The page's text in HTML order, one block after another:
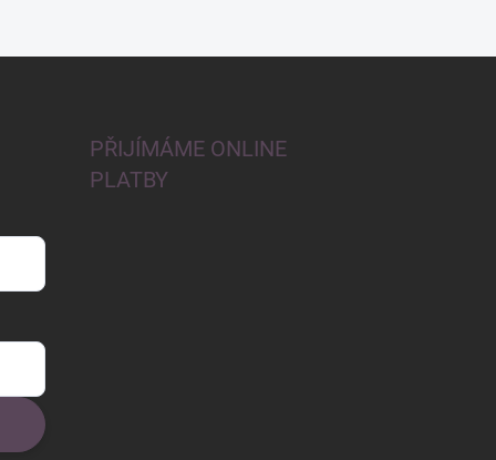
PŘIJÍMÁME ONLINE
PLATBY